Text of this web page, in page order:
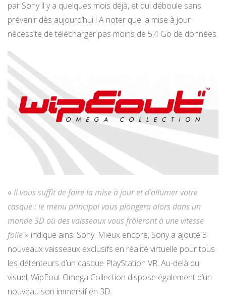
par Sony il y a quelques mois déjà, et qui déboule sans
prévenir dès aujourd’hui ! A noter que la mise à jour
nécessite de télécharger pas moins de 5,4 Go de données.
« Il vous suffit de faire la mise à jour et d’allumer votre
casque : le menu principal vous plongera alors dans un
monde 3D où des vaisseaux vous frôleront à une vitesse
folle » indique ainsi Sony. Mieux encore, Sony a ajouté 3
nouveaux vaisseaux exclusifs en réalité virtuelle pour tous
les détenteurs d’un casque PlayStation VR. Au-delà du
visuel, WipEout Omega Collection dispose également d’un
nouveau son immersif en 3D.